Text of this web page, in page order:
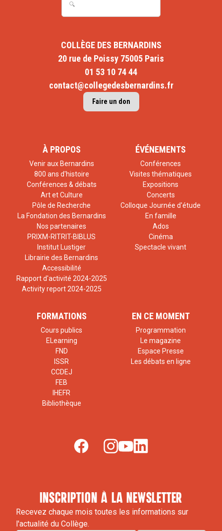
COLLÈGE DES BERNARDINS
20 rue de Poissy 75005 Paris
01 53 10 74 44
contact@collegedesbernardins.fr
Faire un don
À PROPOS
Venir aux Bernardins
800 ans d'histoire
Conférences & débats
Art et Culture
Pôle de Recherche
La Fondation des Bernardins
Nos partenaires
PRIXM-RITRIT-BIBLUS
Institut Lustiger
Librairie des Bernardins
Accessibilité
Rapport d'activité 2024-2025
Activity report 2024-2025
ÉVÉNEMENTS
Conférences
Visites thématiques
Expositions
Concerts
Colloque Journée d'étude
En famille
Ados
Cinéma
Spectacle vivant
FORMATIONS
Cours publics
ELearning
FND
ISSR
CCDEJ
FEB
IHEFR
Bibliothèque
EN CE MOMENT
Programmation
Le magazine
Espace Presse
Les débats en ligne
inscription à la newsletter
Recevez chaque mois toutes les informations sur
l'actualité du Collège.